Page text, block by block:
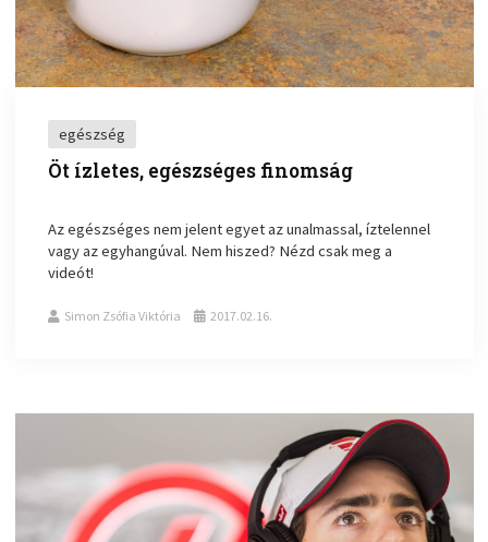
egészség
Öt ízletes, egészséges finomság
Az egészséges nem jelent egyet az unalmassal, íztelennel
vagy az egyhangúval. Nem hiszed? Nézd csak meg a
videót!
Simon Zsófia Viktória 2017.02.16.